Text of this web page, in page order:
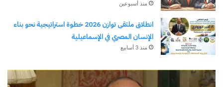
منذ أسبوعين
انطلاق ملتقى توازن 2026 خطوة استراتيجية نحو بناء
الإنسان المصري في الإسماعيلية
منذ 3 أسابيع
الحرب